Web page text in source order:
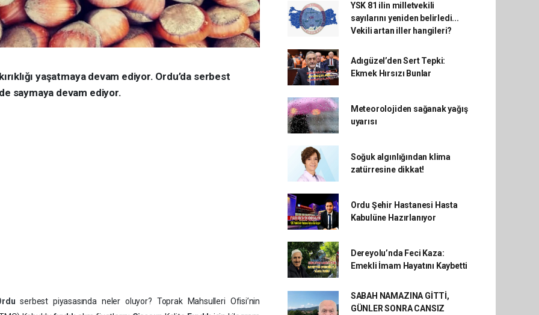
yaşatmaya devam ediyor. Ordu’da serbest
saymaya devam ediyor.
serbest piyasasında neler oluyor? Toprak Mahsulleri Ofisi’nin
YSK 81 ilin milletvekili
sayılarını yeniden belirledi...
Vekili artan iller hangileri?
Adıgüzel’den Sert Tepki:
Ekmek Hırsızı Bunlar
Meteorolojiden sağanak yağış
uyarısı
Soğuk algınlığından klima
zatürresine dikkat!
Ordu Şehir Hastanesi Hasta
Kabulüne Hazırlanıyor
Dereyolu’nda Feci Kaza:
Emekli İmam Hayatını Kaybetti
SABAH NAMAZINA GİTTİ,
GÜNLER SONRA CANSIZ